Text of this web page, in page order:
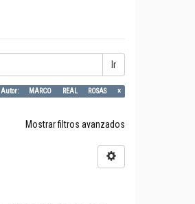
Ir
Autor: MARCO REAL ROSAS ×
Mostrar filtros avanzados